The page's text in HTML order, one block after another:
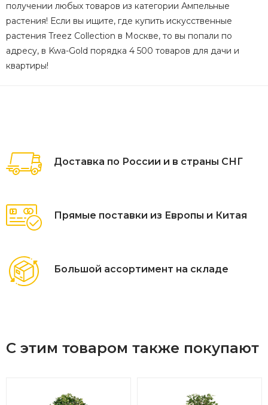
получении любых товаров из категории Ампельные
растения! Если вы ищите, где купить искусственные
растения Treez Collection в Москве, то вы попали по
адресу, в Kwa-Gold порядка 4 500 товаров для дачи и
квартиры!
Доставка по России и в страны СНГ
Прямые поставки из Европы и Китая
Большой ассортимент на складе
С этим товаром также покупают